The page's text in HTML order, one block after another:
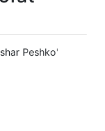
Peshko'